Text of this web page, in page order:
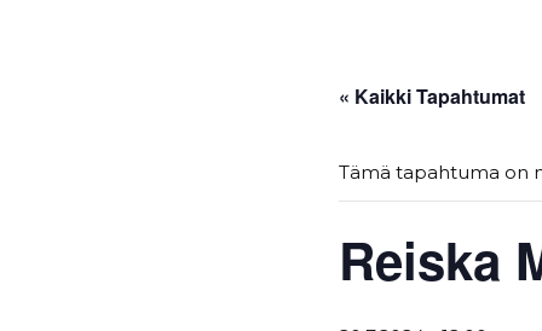
« Kaikki Tapahtumat
Tämä tapahtuma on
Reiska